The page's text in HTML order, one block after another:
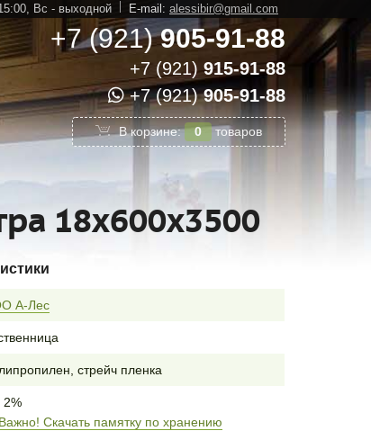
Вс - выходной E-mail: alessibir@gmail.com
+7 (921)905-91-88
+7 (921)915-91-88
+7 (921)905-91-88
В корзине: 0 товаров
18х600х3500
А-Лес
стрейч пленка
2%
Важно! Скачать памятку по хранению